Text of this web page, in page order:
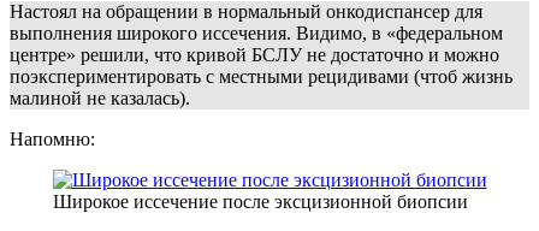
Настоял на обращении в нормальный онкодиспансер для
выполнения широкого иссечения. Видимо, в «федеральном
центре» решили, что кривой БСЛУ не достаточно и можно
поэкспериментировать с местными рецидивами (чтоб жизнь
малиной не казалась).
Напомню:
Широкое иссечение после эксцизионной биопсии